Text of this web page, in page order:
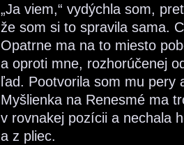
„Ja viem,“ vydýchla som,
že som si to spravila sama.
Opatrne ma na to miesto
a oproti mne, rozhorúčenej
ľad. Pootvorila som mu pery
Myšlienka na Renesmé ma
v rovnakej pozícii a nechala
a z pliec.